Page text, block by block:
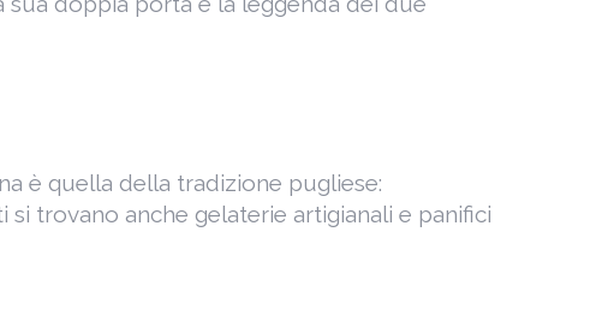
è quella della tradizione pugliese:
trovano anche gelaterie artigianali e panifici